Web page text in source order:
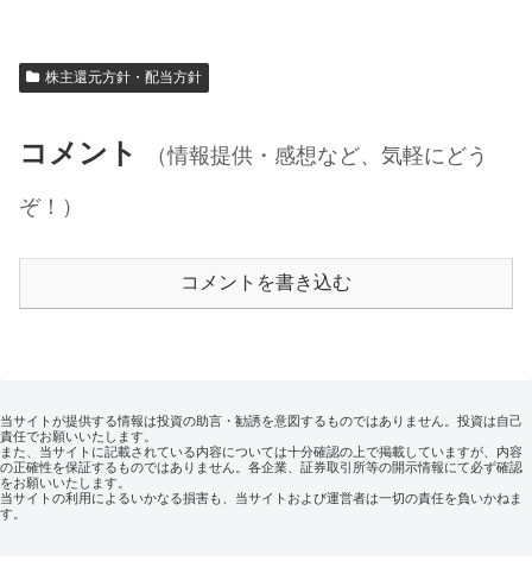
株主還元方針・配当方針
コメント
（情報提供・感想など、気軽にどう
ぞ！）
コメントを書き込む
当サイトが提供する情報は投資の助言・勧誘を意図するものではありません。投資は自己
責任でお願いいたします。
また、当サイトに記載されている内容については十分確認の上で掲載していますが、内容
の正確性を保証するものではありません。各企業、証券取引所等の開示情報にて必ず確認
をお願いいたします。
当サイトの利用によるいかなる損害も、当サイトおよび運営者は一切の責任を負いかねま
す。